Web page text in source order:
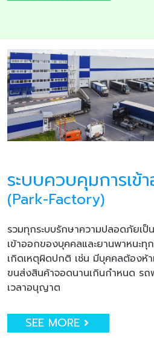
ระบบควบคุมการเข้
(Park-Factory)
รวมทุกระบบรักษาความปลอดภัยเ
เข้าออกของบุคคลและยานพาหนะทุ
เกิดเหตุผิดปกติ เช่น มีบุคคลต้องห้า
ขนส่งสินค้าจอดนานเกินกำหนด ร
เวลาอนุญาต
SEE MORE